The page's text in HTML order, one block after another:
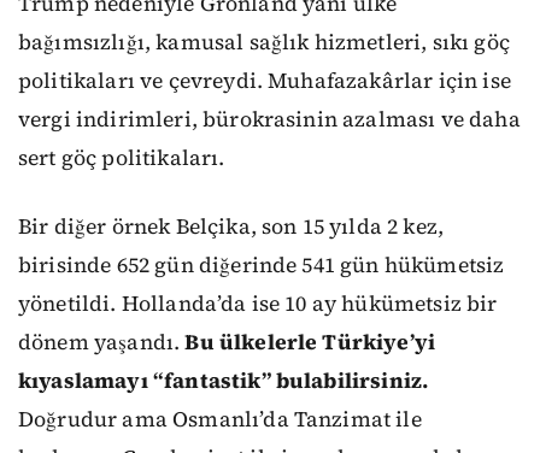
bağımsızlığı, kamusal sağlık hizmetleri, sıkı göç
politikaları ve çevreydi. Muhafazakârlar için ise
vergi indirimleri, bürokrasinin azalması ve daha
sert göç politikaları.
Bir diğer örnek Belçika, son 15 yılda 2 kez,
birisinde 652 gün diğerinde 541 gün hükümetsiz
yönetildi. Hollanda’da ise 10 ay hükümetsiz bir
dönem yaşandı.Bu ülkelerle Türkiye’yi
kıyaslamayı “fantastik” bulabilirsiniz.
Doğrudur ama Osmanlı’da Tanzimat ile